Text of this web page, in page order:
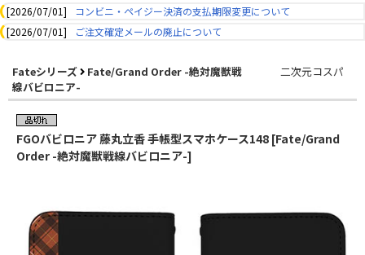
[2026/07/01]
コンビニ・ペイジー決済の支払期限変更について
[2026/07/01]
ご注文確定メールの廃止について
Fateシリーズ
Fate/Grand Order -絶対魔獣戦
線バビロニア-
二次元コスパ
FGOバビロニア 藤丸立香 手帳型スマホケース148 [Fate/Grand
Order -絶対魔獣戦線バビロニア-]